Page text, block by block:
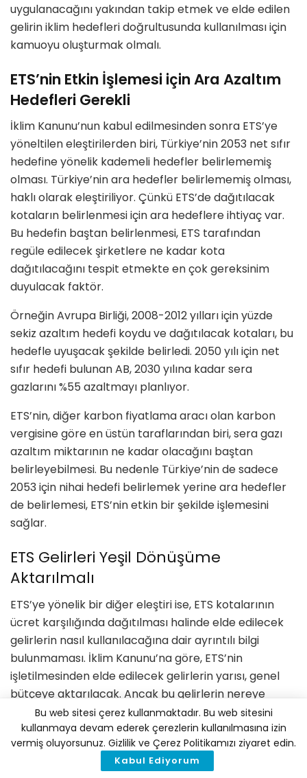
uygulanacağını yakından takip etmek ve elde edilen
gelirin iklim hedefleri doğrultusunda kullanılması için
kamuoyu oluşturmak olmalı.
ETS’nin Etkin İşlemesi için Ara Azaltım
Hedefleri Gerekli
İklim Kanunu’nun kabul edilmesinden sonra ETS’ye
yöneltilen eleştirilerden biri, Türkiye’nin 2053 net sıfır
hedefine yönelik kademeli hedefler belirlememiş
olması. Türkiye’nin ara hedefler belirlememiş olması,
haklı olarak eleştiriliyor. Çünkü ETS’de dağıtılacak
kotaların belirlenmesi için ara hedeflere ihtiyaç var.
Bu hedefin baştan belirlenmesi, ETS tarafından
regüle edilecek şirketlere ne kadar kota
dağıtılacağını tespit etmekte en çok gereksinim
duyulacak faktör.
Örneğin Avrupa Birliği, 2008-2012 yılları için yüzde
sekiz azaltım hedefi koydu ve dağıtılacak kotaları, bu
hedefle uyuşacak şekilde belirledi. 2050 yılı için net
sıfır hedefi bulunan AB, 2030 yılına kadar sera
gazlarını %55 azaltmayı planlıyor.
ETS’nin, diğer karbon fiyatlama aracı olan karbon
vergisine göre en üstün taraflarından biri, sera gazı
azaltım miktarının ne kadar olacağını baştan
belirleyebilmesi. Bu nedenle Türkiye’nin de sadece
2053 için nihai hedefi belirlemek yerine ara hedefler
de belirlemesi, ETS’nin etkin bir şekilde işlemesini
sağlar.
ETS Gelirleri Yeşil Dönüşüme
Aktarılmalı
ETS’ye yönelik bir diğer eleştiri ise, ETS kotalarının
ücret karşılığında dağıtılması halinde elde edilecek
gelirlerin nasıl kullanılacağına dair ayrıntılı bilgi
bulunmaması. İklim Kanunu’na göre, ETS’nin
işletilmesinden elde edilecek gelirlerin yarısı, genel
bütçeye aktarılacak. Ancak bu gelirlerin nereye
harcanacağı net olarak belirtilmemiş. Bu gelirlerin
mutlaka yeşil dönüşüme aktarılması gerekir. Başka
amaçlarla kullanılması, ETS’nin yeni bir ticari kazanç
aracı olarak algılanmasını haklı kılar.
Bu web sitesi çerez kullanmaktadır. Bu web sitesini
kullanmaya devam ederek çerezlerin kullanılmasına izin
vermiş oluyorsunuz. Gizlilik ve Çerez Politikamızı ziyaret edin.
Kabul Ediyorum